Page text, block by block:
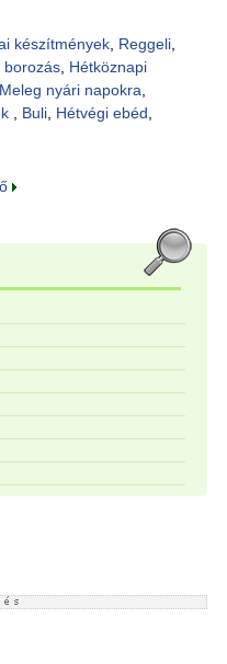
készítmények, Reggeli,
borozás, Hétköznapi
Meleg nyári napokra
Buli, Hétvégi ebéd